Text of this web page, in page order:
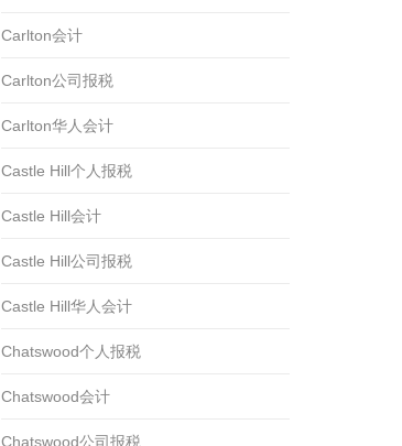
Carlton会计
Carlton公司报税
Carlton华人会计
Castle Hill个人报税
Castle Hill会计
Castle Hill公司报税
Castle Hill华人会计
Chatswood个人报税
Chatswood会计
Chatswood公司报税